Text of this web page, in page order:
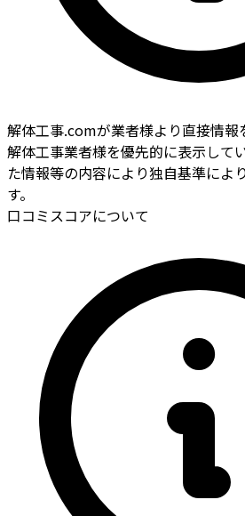
解体工事.comが業者様より直接情報
解体工事業者様を優先的に表示して
た情報等の内容により独自基準によ
す。
口コミスコアについて